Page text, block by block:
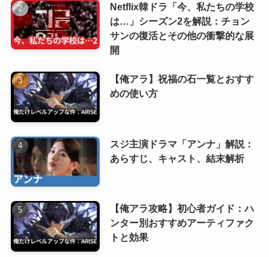
Netflix韓ドラ「今、私たちの学校
は…」シーズン2を解説：チョン
サンの復活とその他の衝撃的な展
開
【俺アラ】祝福の石一覧とおすす
めの使い方
スジ主演ドラマ「アンナ」解説：
あらすじ、キャスト、結末解析
【俺アラ攻略】初心者ガイド：ハ
ンター別おすすめアーティファク
トと効果